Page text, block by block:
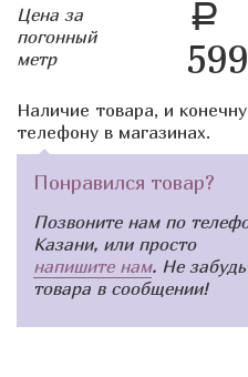
Цена за
погонный
метр
a
Наличие товара, и
телефону в магазинах.
Понравился товар?
Позвоните нам по
Казани, или просто
напишите нам. Не
товара в сообщении!